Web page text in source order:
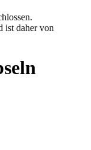
ist daher von